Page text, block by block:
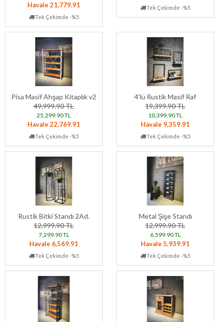
Havale 21,779.91
Tek Çekimde -%5
Tek Çekimde -%5
Pisa Masif Ahşap Kitaplık v2
49,999.90 TL
25,299.90 TL
Havale 22,769.91
Tek Çekimde -%5
4'lü Rustik Masif Raf
19,399.90 TL
10,399.90 TL
Havale 9,359.91
Tek Çekimde -%5
Rustik Bitki Standı 2Ad.
12,999.90 TL
7,299.90 TL
Havale 6,569.91
Tek Çekimde -%5
Metal Şişe Standı
12,999.90 TL
6,599.90 TL
Havale 5,939.91
Tek Çekimde -%5